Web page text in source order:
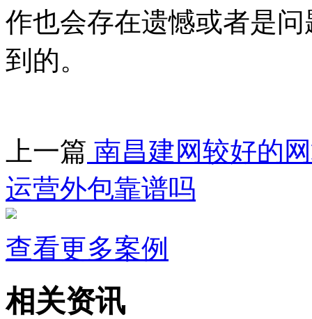
作也会存在遗憾或者是
到的。
上一篇 南昌建网较好的
运营外包靠谱吗
查看更多案例
相关资讯